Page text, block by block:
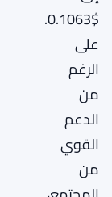
$0.1063.
على
الرغم
من
الدعم
القوي
من